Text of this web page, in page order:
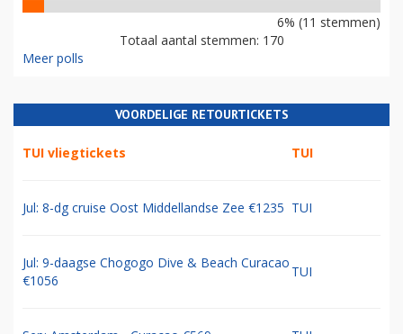
6% (11 stemmen)
Totaal aantal stemmen: 170
Meer polls
VOORDELIGE RETOURTICKETS
TUI vliegtickets TUI
Jul: 8-dg cruise Oost Middellandse Zee €1235 TUI
Jul: 9-daagse Chogogo Dive & Beach Curacao
€1056
TUI